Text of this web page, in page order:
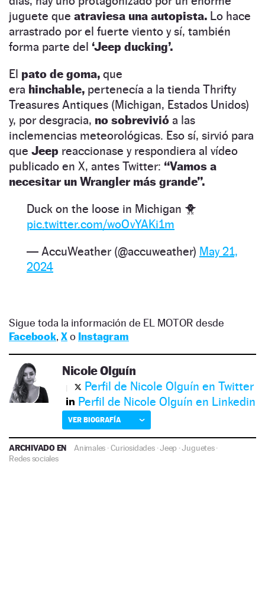
juguete que atraviesa una autopista. Lo hace
arrastrado por el fuerte viento y sí, también
forma parte del ‘Jeep ducking’.
El pato de goma, que
era hinchable, pertenecía a la tienda Thrifty
Treasures Antiques (Michigan, Estados Unidos)
y, por desgracia, no sobrevivió a las
inclemencias meteorológicas. Eso sí, sirvió para
que Jeep reaccionase y respondiera al vídeo
publicado en X, antes Twitter: “Vamos a
necesitar un Wrangler más grande”.
Duck on the loose in Michigan 🐥
pic.twitter.com/woOvYAKi1m
— AccuWeather (@accuweather) May 21,
2024
Sigue toda la información de EL MOTOR desde
Facebook, Xo Instagram
Nicole Olguín
Perfil de Nicole Olguín en Twitter
Perfil de Nicole Olguín en Linkedin
VER BIOGRAFÍA
ARCHIVADO EN Animales ·Curiosidades·Jeep ·Juguetes·
Redes sociales